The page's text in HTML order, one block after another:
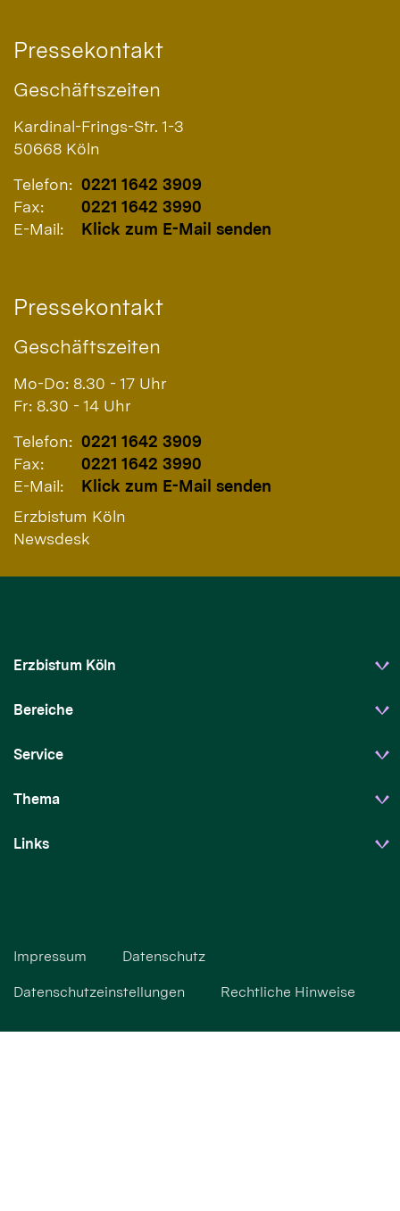
Pressekontakt
Geschäftszeiten
Kardinal-Frings-Str. 1-3
50668 Köln
Telefon: 0221 1642 3909
Fax:
0221 1642 3990
E-Mail:
Klick zum E-Mail senden
Pressekontakt
Geschäftszeiten
Mo-Do: 8.30 - 17 Uhr
Fr: 8.30 - 14 Uhr
Telefon: 0221 1642 3909
Fax:
0221 1642 3990
E-Mail:
Klick zum E-Mail senden
Erzbistum Köln
Newsdesk
Erzbistum Köln
Bereiche
Service
Thema
Links
Impressum Datenschutz
Datenschutzeinstellungen Rechtliche Hinweise